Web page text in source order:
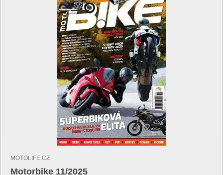
MOTOLIFE.CZ
Motorbike 11/2025